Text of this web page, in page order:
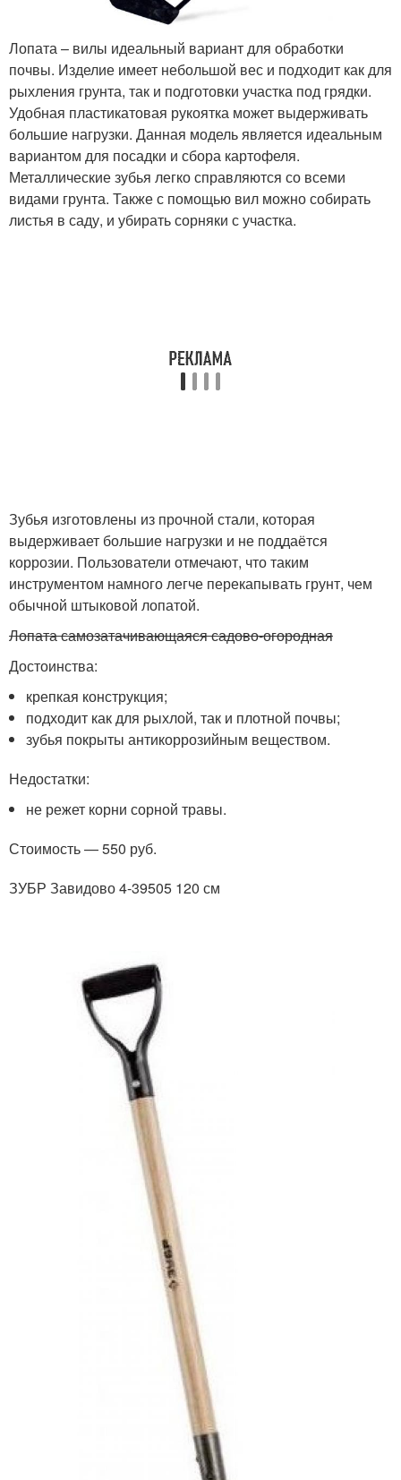
Лопата – вилы идеальный вариант для обработки
почвы. Изделие имеет небольшой вес и подходит как для
рыхления грунта, так и подготовки участка под грядки.
Удобная пластикатовая рукоятка может выдерживать
большие нагрузки. Данная модель является идеальным
вариантом для посадки и сбора картофеля.
Металлические зубья легко справляются со всеми
видами грунта. Также с помощью вил можно собирать
листья в саду, и убирать сорняки с участка.
Зубья изготовлены из прочной стали, которая
выдерживает большие нагрузки и не поддаётся
коррозии. Пользователи отмечают, что таким
инструментом намного легче перекапывать грунт, чем
обычной штыковой лопатой.
Лопата самозатачивающаяся садово-огородная
Достоинства:
крепкая конструкция;
подходит как для рыхлой, так и плотной почвы;
зубья покрыты антикоррозийным веществом.
Недостатки:
не режет корни сорной травы.
Стоимость — 550 руб.
ЗУБР Завидово 4-39505 120 см